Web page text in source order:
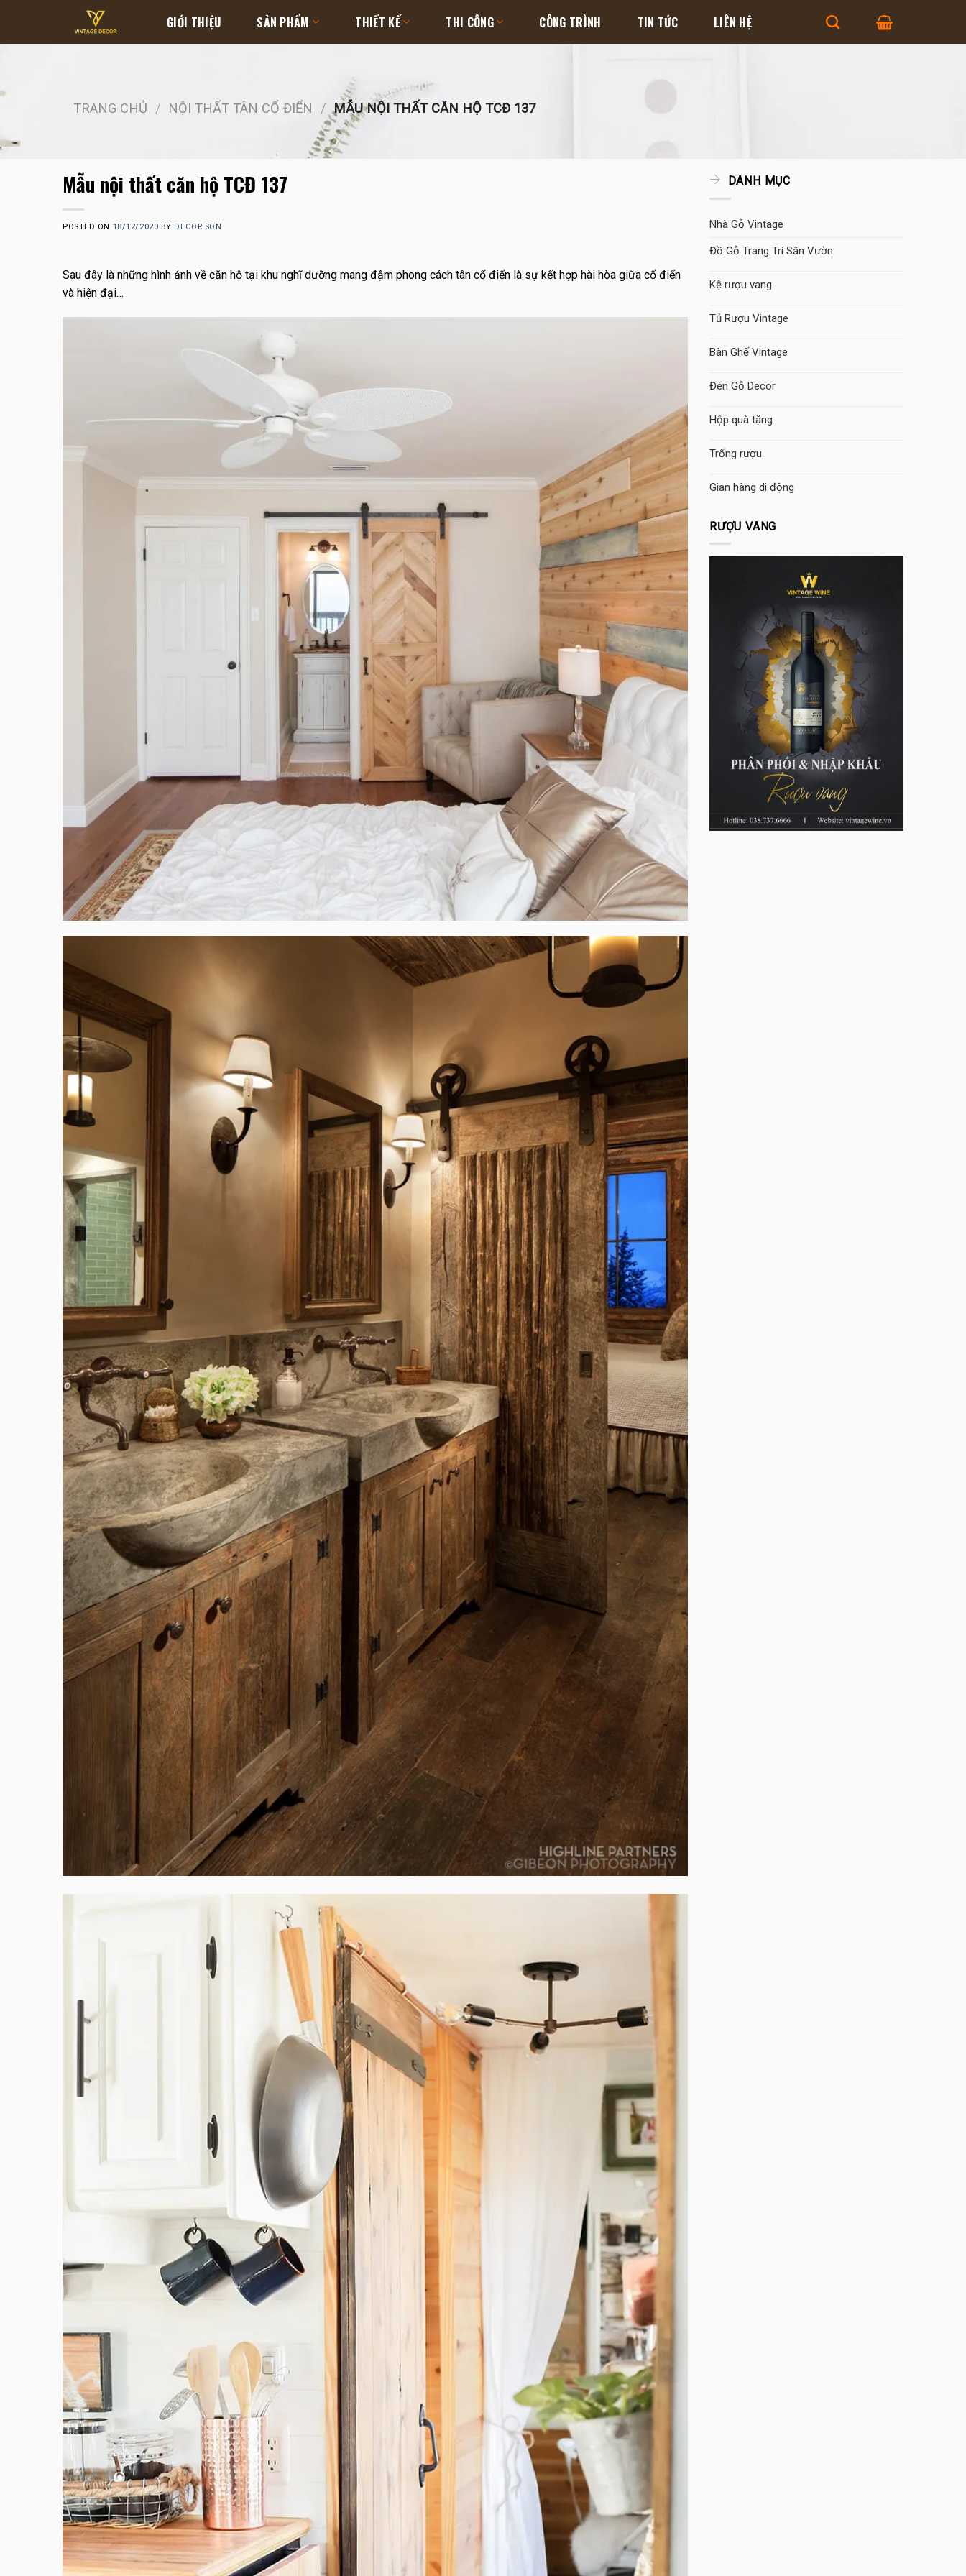
content
GIỚI THIỆU SẢN PHẨM THIẾT KẾ THI CÔNG CÔNG TRÌNH TIN TỨC LIÊN HỆ
TRANG CHỦ / NỘI THẤT TÂN CỔ ĐIỂN / MẪU NỘI THẤT CĂN HỘ TCĐ 137
Mẫu nội thất căn hộ TCĐ 137
POSTED ON 18/12/2020 BY DECOR SON
Sau đây là những hình ảnh về căn hộ tại khu nghĩ dưỡng mang đậm phong cách tân cổ điển là sự kết hợp hài hòa giữa cổ điển
và hiện đại…
DANH MỤC
Nhà Gỗ Vintage
Đồ Gỗ Trang Trí Sân Vườn
Kệ rượu vang
Tủ Rượu Vintage
Bàn Ghế Vintage
Đèn Gỗ Decor
Hộp quà tặng
Trống rượu
Gian hàng di động
RƯỢU VANG